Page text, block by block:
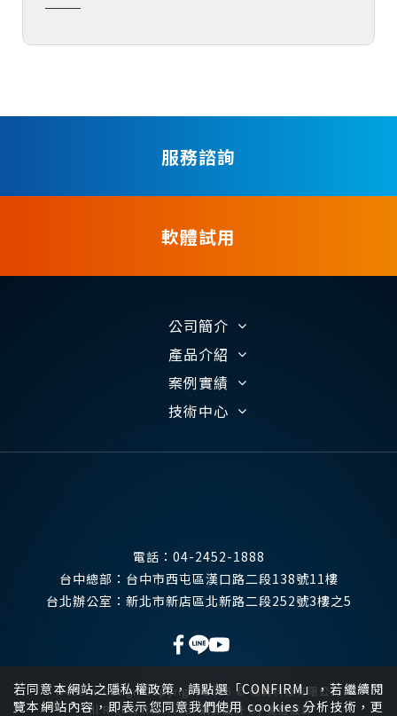
服務諮詢
軟體試用
公司簡介
產品介紹
案例實績
技術中心
電話： 04-2452-1888
台中總部： 台中市西屯區漢口路二段138號11樓
台北辦公室： 新北市新店區北新路二段252號3樓之5
Website DesignCopyright 2026 © 瑞其科技有限公司
All Rights Reserved.網頁設計 by覺醒設計
若同意本網站之隱私權政策，請點選「CONFIRM」，若繼續閱
覽本網站內容，即表示您同意我們使用 cookies 分析技術，更